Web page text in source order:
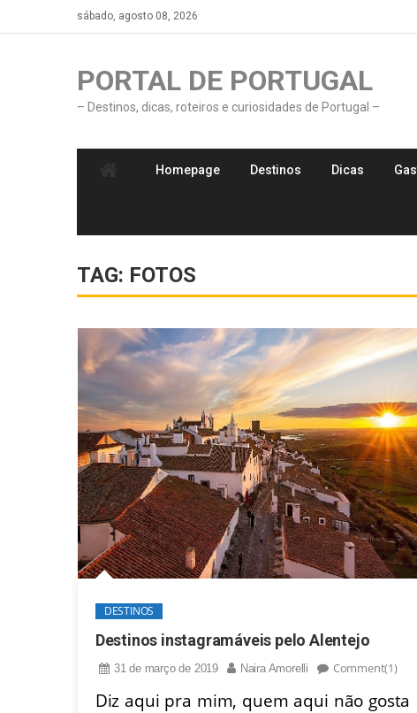
to
sábado, agosto 08, 2026
PORTAL DE PORTUGAL
– Destinos, dicas, roteiros e curiosidades de Portugal –
Homepage Destinos Dicas
TAG: FOTOS
DESTINOS
Destinos instagramáveis pelo Alentejo
31 de março de 2019 Naira Amorelli Comment(1)
Diz aqui pra mim, quem aqui não gosta